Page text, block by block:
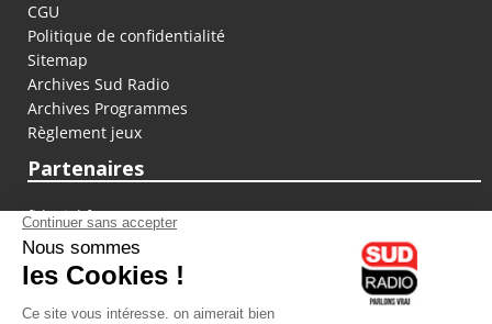
CGU
Politique de confidentialité
Sitemap
Archives Sud Radio
Archives Programmes
Règlement jeux
Partenaires
fiducial.fr
lyoncapitale.fr
olympique-et-lyonnais.com
L'application Iphone / Android